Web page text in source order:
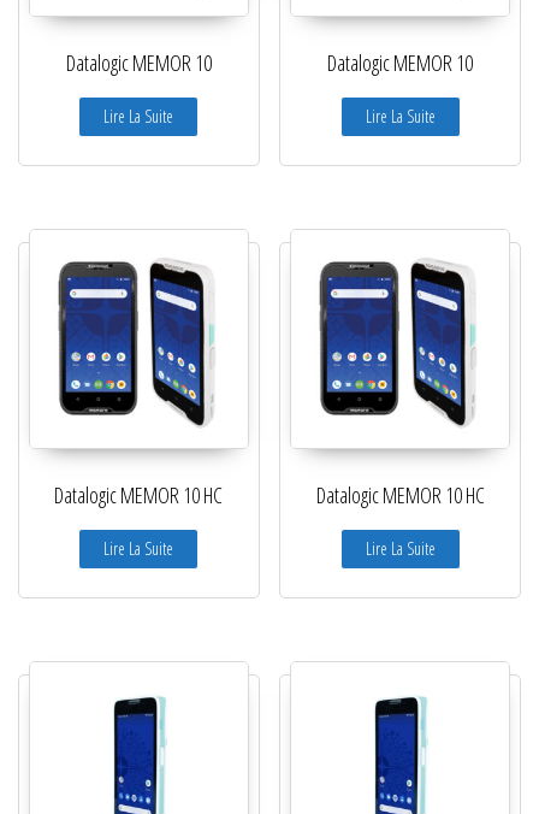
Datalogic MEMOR 10
Lire La Suite
Datalogic MEMOR 10
Lire La Suite
Datalogic MEMOR 10 HC
Lire La Suite
Datalogic MEMOR 10 HC
Lire La Suite